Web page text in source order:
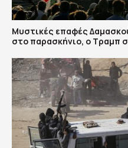
​Μυστικές επαφές
στο παρασκήνιο, ο Τραμπ